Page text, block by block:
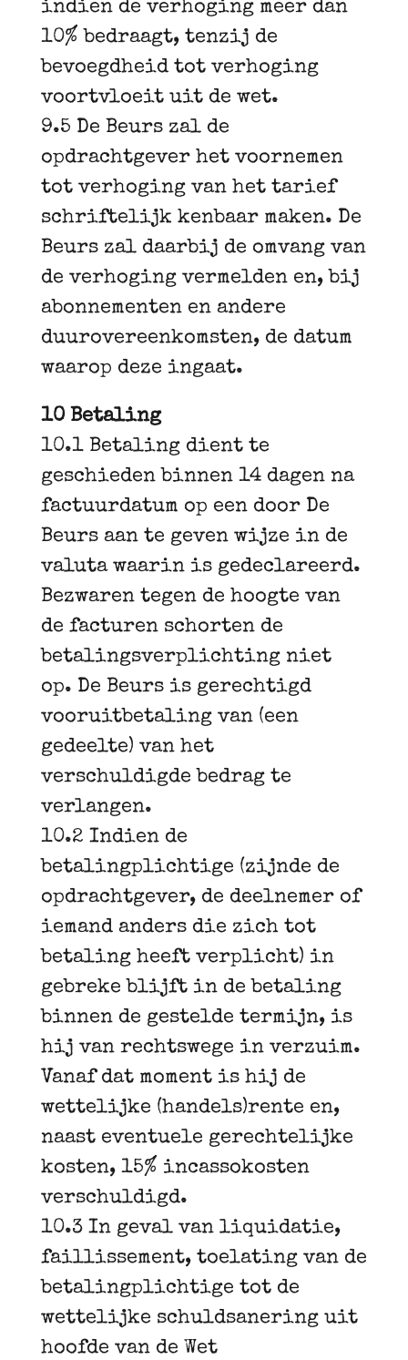
indien de verhoging meer dan
10% bedraagt, tenzij de
bevoegdheid tot verhoging
voortvloeit uit de wet.
9.5 De Beurs zal de
opdrachtgever het voornemen
tot verhoging van het tarief
schriftelijk kenbaar maken. De
Beurs zal daarbij de omvang van
de verhoging vermelden en, bij
abonnementen en andere
duurovereenkomsten, de datum
waarop deze ingaat.
10 Betaling
10.1 Betaling dient te
geschieden binnen 14 dagen na
factuurdatum op een door De
Beurs aan te geven wijze in de
valuta waarin is gedeclareerd.
Bezwaren tegen de hoogte van
de facturen schorten de
betalingsverplichting niet
op. De Beurs is gerechtigd
vooruitbetaling van (een
gedeelte) van het
verschuldigde bedrag te
verlangen.
10.2 Indien de
betalingplichtige (zijnde de
opdrachtgever, de deelnemer of
iemand anders die zich tot
betaling heeft verplicht) in
gebreke blijft in de betaling
binnen de gestelde termijn, is
hij van rechtswege in verzuim.
Vanaf dat moment is hij de
wettelijke (handels)rente en,
naast eventuele gerechtelijke
kosten, 15% incassokosten
verschuldigd.
10.3 In geval van liquidatie,
faillissement, toelating van de
betalingplichtige tot de
wettelijke schuldsanering uit
hoofde van de Wet